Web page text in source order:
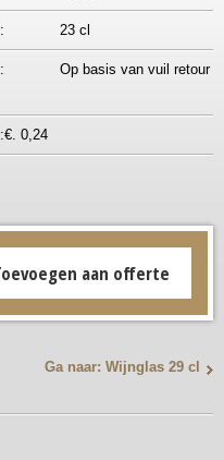
: 23 cl
: Op basis van vuil retour
:€. 0,24
Ga naar: Wijnglas 29 cl